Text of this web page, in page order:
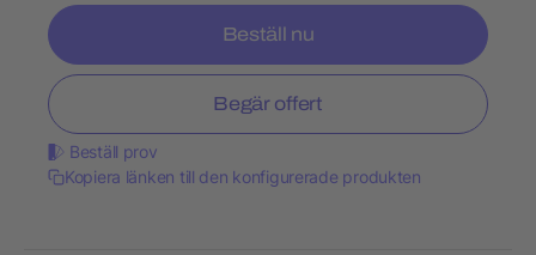
Beställ nu
Begär offert
Beställ prov
Kopiera länken till den konfigurerade produkten